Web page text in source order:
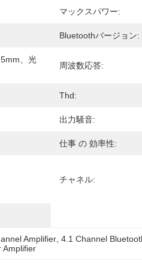
マックスパワー:
Bluetoothバージョン:
、光
周波数応答:
Thd:
出力騒音:
仕事 の 効率性:
チャネル:
Amplifier , 4.1 Channel
Amplifier